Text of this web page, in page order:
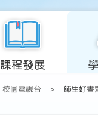
課程發展
校園電視台 > 師生好書